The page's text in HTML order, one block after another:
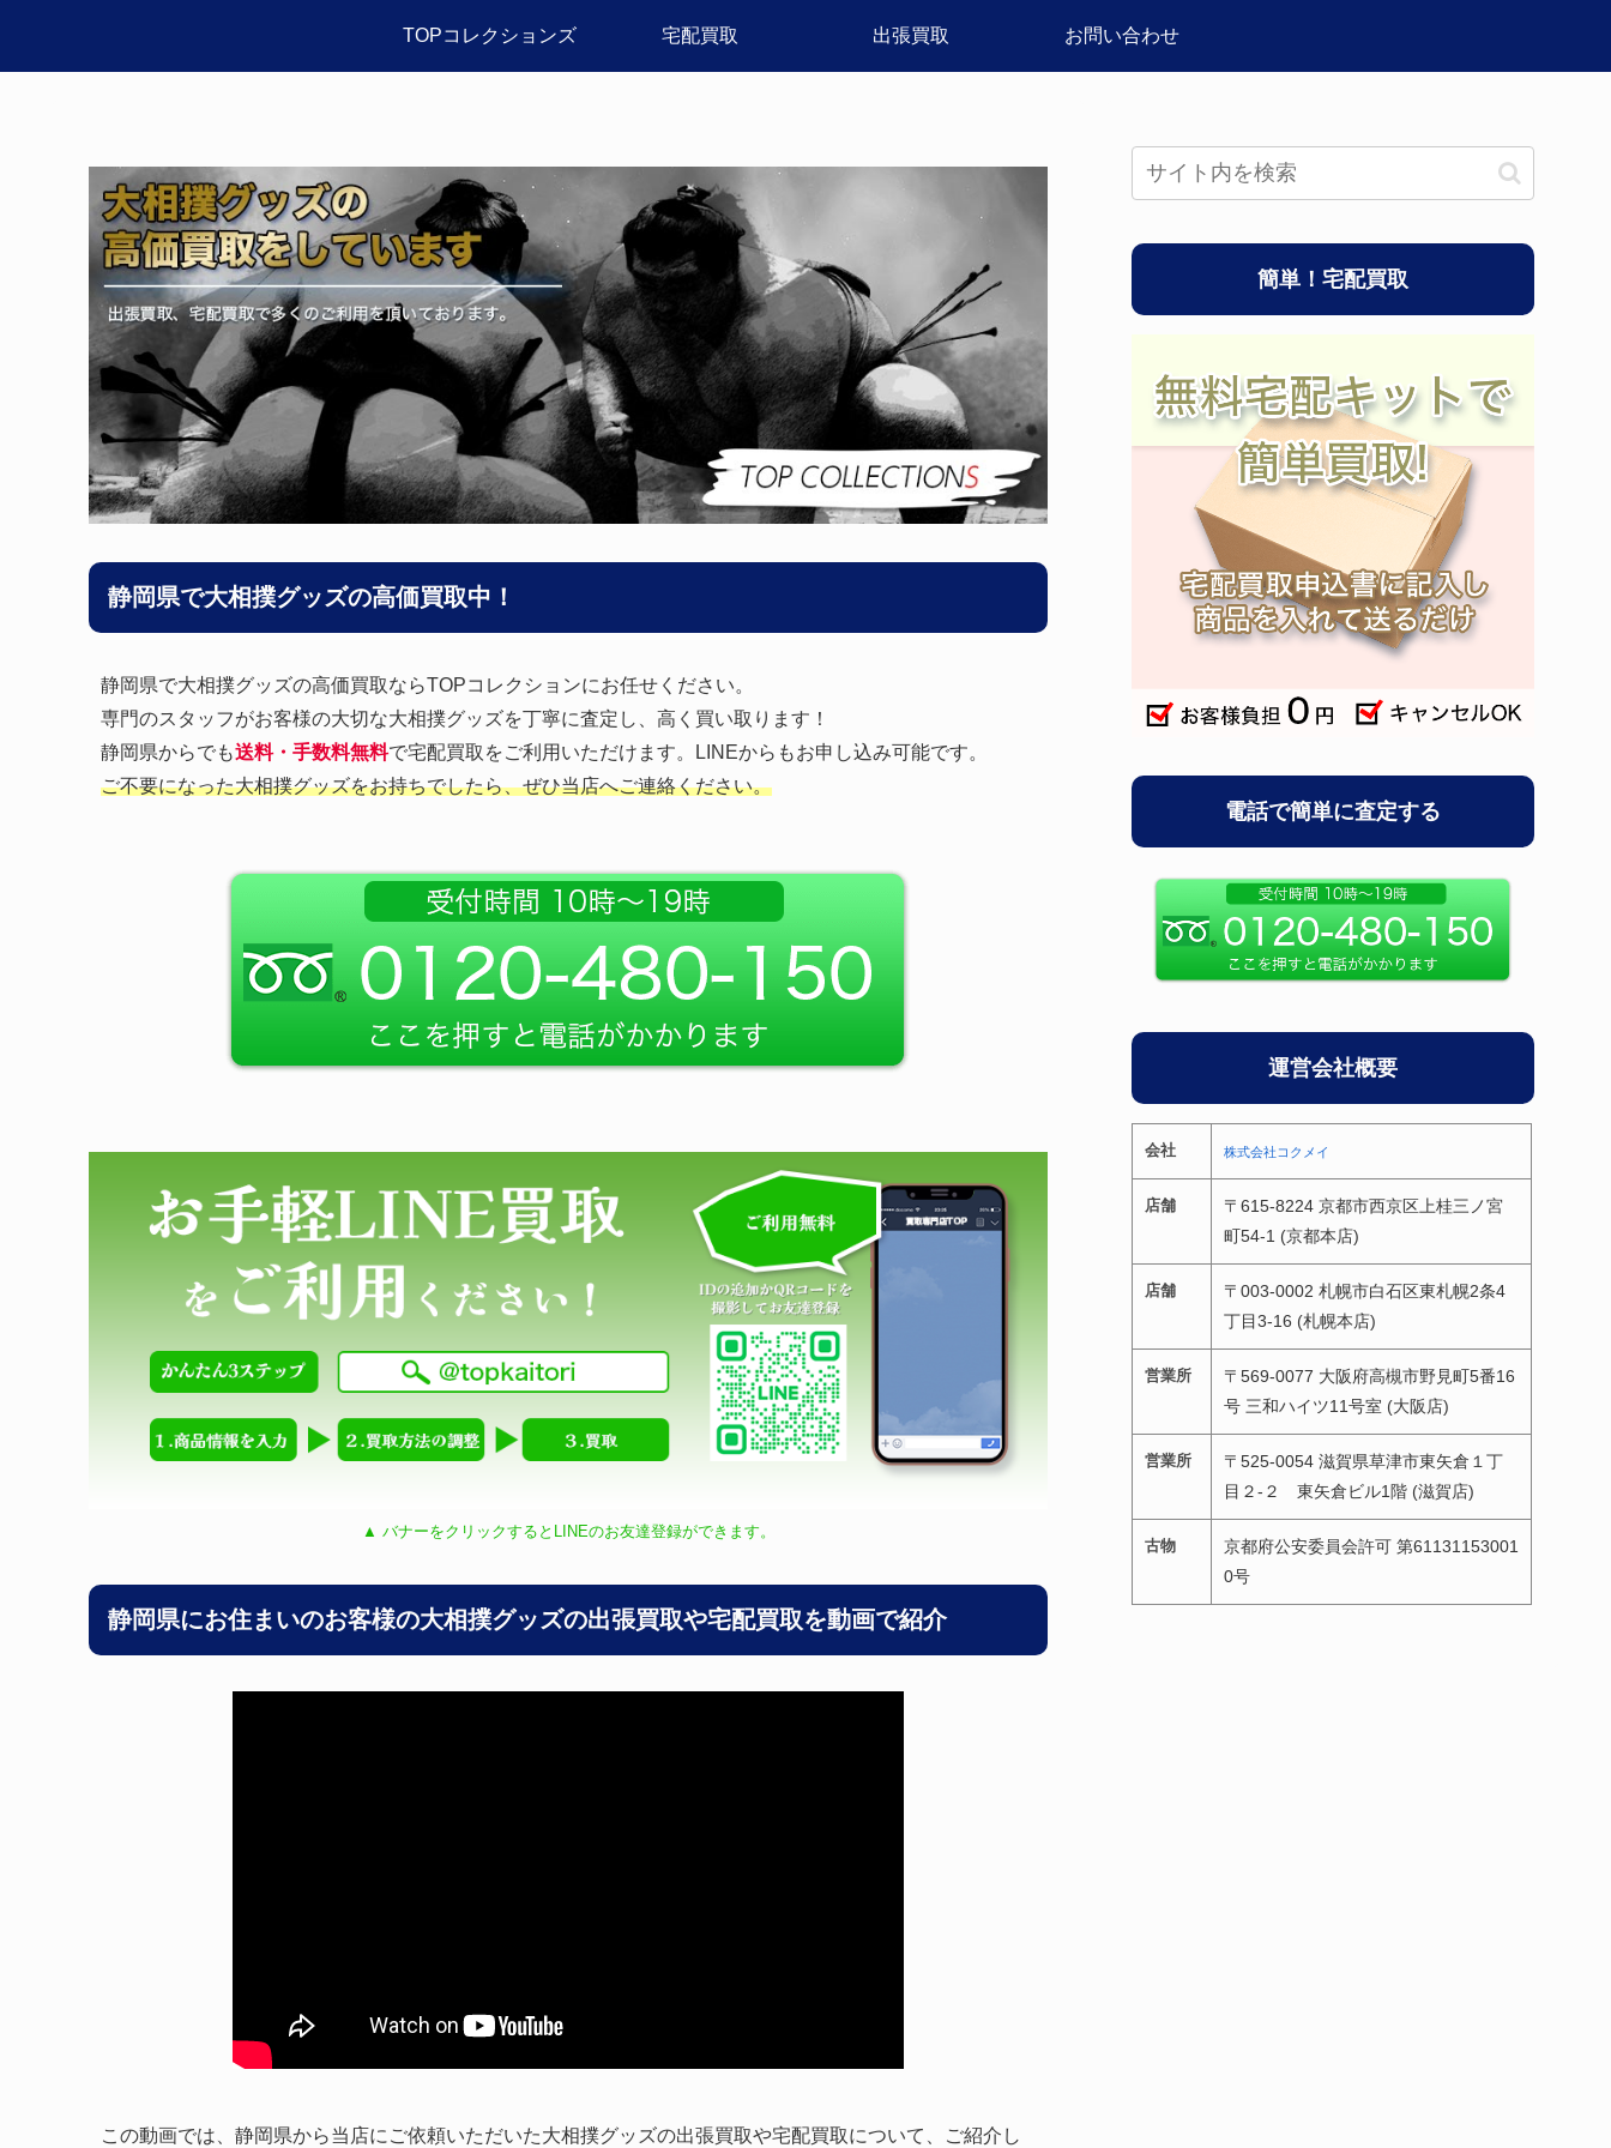
TOPコレクションズ 宅配買取 出張買取 お問い合わせ
静岡県で大相撲グッズの高価買取中！
静岡県で大相撲グッズの高価買取ならTOPコレクションにお任せください。
専門のスタッフがお客様の大切な大相撲グッズを丁寧に査定し、高く買い取ります！
静岡県からでも送料・手数料無料で宅配買取をご利用いただけます。LINEからもお申し込み可能です。
ご不要になった大相撲グッズをお持ちでしたら、ぜひ当店へご連絡ください。
▲ バナーをクリックするとLINEのお友達登録ができます。
静岡県にお住まいのお客様の大相撲グッズの出張買取や宅配買取を動画で紹介
この動画では、静岡県から当店にご依頼いただいた大相撲グッズの出張買取や宅配買取について、ご紹介し
簡単！宅配買取
電話で簡単に査定する
運営会社概要
会社 株式会社コクメイ
店舗
〒615-8224 京都市西京区上桂三ノ宮
町54-1 (京都本店)
店舗
〒003-0002 札幌市白石区東札幌2条4
丁目3-16 (札幌本店)
営業所
〒569-0077 大阪府高槻市野見町5番16
号 三和ハイツ11号室 (大阪店)
営業所
〒525-0054 滋賀県草津市東矢倉１丁
目２-２ 東矢倉ビル1階 (滋賀店)
古物
京都府公安委員会許可 第61131153001
0号